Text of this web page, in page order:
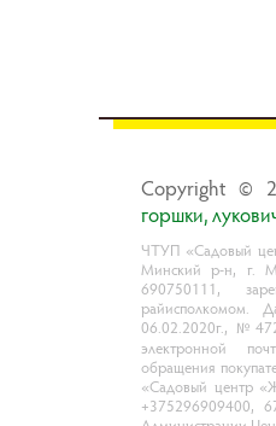
Copyright ©
гopшки,
ЧТУП «Садовый
Минский р-н, г.
690750111,
райисполкомом.
06.02.2020г.,
электронной
обращения
«Садовый центр
+375296909400,